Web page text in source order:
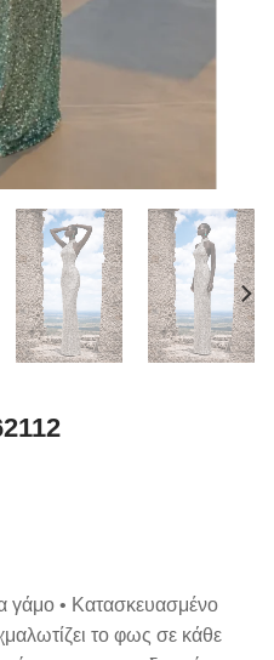
γάμο • Κατασκευασμένο
το φως σε κάθε